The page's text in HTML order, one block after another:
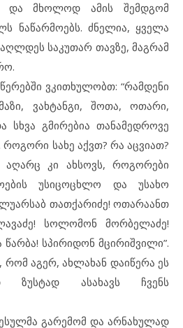
და მხოლოდ ამის შემდგომ
ნაწარმოებს. ძნელია, ყველა
საკუთარ თავზე, მაგრამ
ვკითხულობთ: “რამდენი
ვახტანგი, შოთა, ოთარი,
სხვა გმირებია თანამედროვე
როგორი სახე აქვთ? რა აცვიათ?
კი ახსოვს, როგორები
უსიცოცხლო და უსახო
ლუარსაბ თათქარიძე! ოთარაანთ
სოლომონ მორბელაძე!
სპირიდონ მცირიშვილი”.
რომ აგერ, ახლახან დაიწერა ეს
ზუსტად ასახავს ჩვენს
გარემომ და არნახულად